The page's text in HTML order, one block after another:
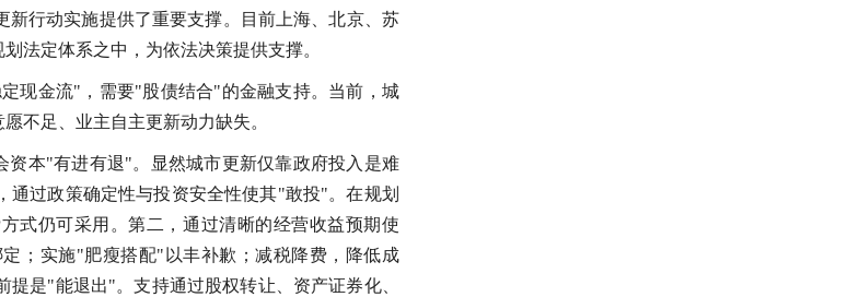
行动实施提供了重要支撑。目前上海、北京、苏
法定体系之中，为依法决策提供支撑。
现金流"，需要"股债结合"的金融支持。当前，城
不足、业主自主更新动力缺失。
本"有进有退"。显然城市更新仅靠政府投入是难
过政策确定性与投资安全性使其"敢投"。在规划
式仍可采用。第二，通过清晰的经营收益预期使
；实施"肥瘦搭配"以丰补歉；减税降费，降低成
是"能退出"。支持通过股权转让、资产证券化、